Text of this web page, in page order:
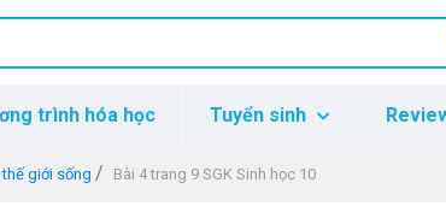
trình hóa học Tuyển sinh
giới sống Bài 4 trang 9 SGK Sinh học 10